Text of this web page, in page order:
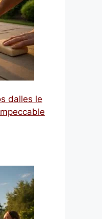
dalles le